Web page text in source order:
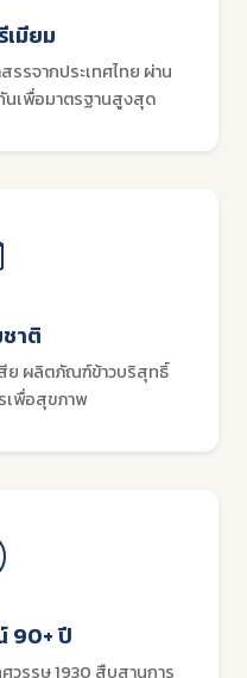
มียม
รจากประเทศไทย ผ่าน
เพื่อมาตรฐานสูงสุด
าติ
ย ผลิตภัณฑ์ข้าวบริสุทธิ์
เพื่อสุขภาพ
90+ ปี
วรรษ 1930 สืบสานการ